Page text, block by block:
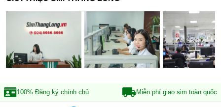
100% Đăng ký chính chủ Miễn phí giao sim toàn quốc